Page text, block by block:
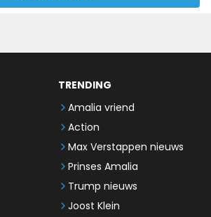
TRENDING
Amalia vriend
Action
Max Verstappen nieuws
Prinses Amalia
Trump nieuws
Joost Klein